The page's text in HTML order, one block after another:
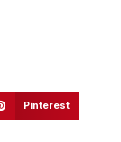
Pinterest